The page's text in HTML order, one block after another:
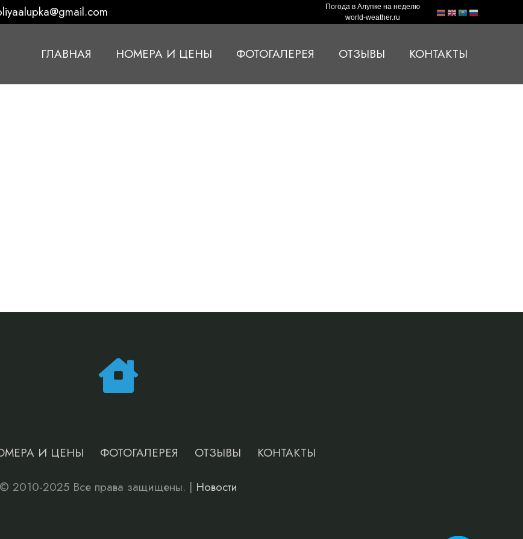
Погода в Алупке на неделю
world-weather.ru
ГЛАВНАЯ НОМЕРА И ЦЕНЫ ФОТОГАЛЕРЕЯ ОТЗЫВЫ КОНТАКТЫ
И ЦЕНЫ ФОТОГАЛЕРЕЯ ОТЗЫВЫ КОНТАКТЫ
© 2010-2025 Все права защищены. | Новости